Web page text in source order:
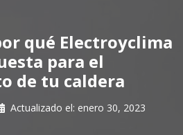
qué Electroyclima
para el
de tu caldera
Actualizado el: enero 30, 2023